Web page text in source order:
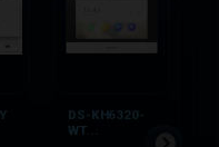
DS-KH6320-
WT...